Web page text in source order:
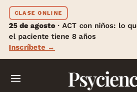
CLASE ONLINE
25 de agosto · ACT con niños: lo
el paciente tiene 8 años
Inscríbete →